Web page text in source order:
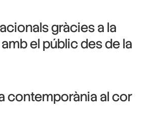
gràcies a la
el públic des de la
contemporània al cor